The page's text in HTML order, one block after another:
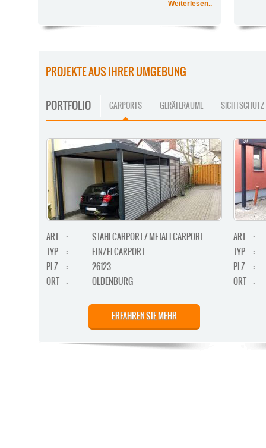
Weiterlesen..
PROJEKTE AUS IHRER UMGEBUNG
PORTFOLIO CARPORTS GERÄTERAUME SICHTSCHUTZ
ART :
STAHLCARPORT / METALLCARPORT
TYP
:
EINZELCARPORT
PLZ
:
26123
ORT : OLDENBURG
ERFAHREN SIE MEHR
ART
:
TYP
:
PLZ
:
ORT :